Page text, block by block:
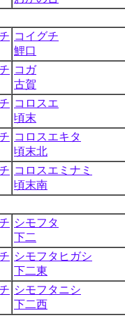
コイグチ
鯉口
コガ
古賀
コロスエ
頃末
コロスエキタ
頃末北
コロスエミナミ
頃末南
シモフタ
下二
シモフタヒガシ
下二東
シモフタニシ
下二西